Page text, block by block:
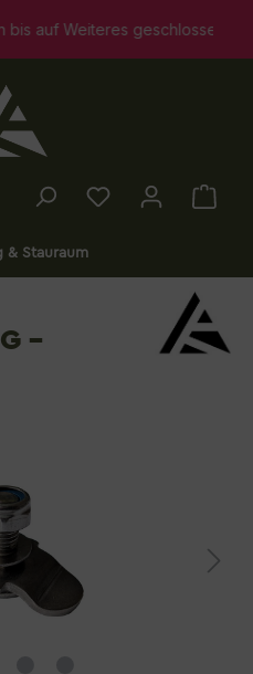
auf Weiteres geschlossen.
& Stauraum
-